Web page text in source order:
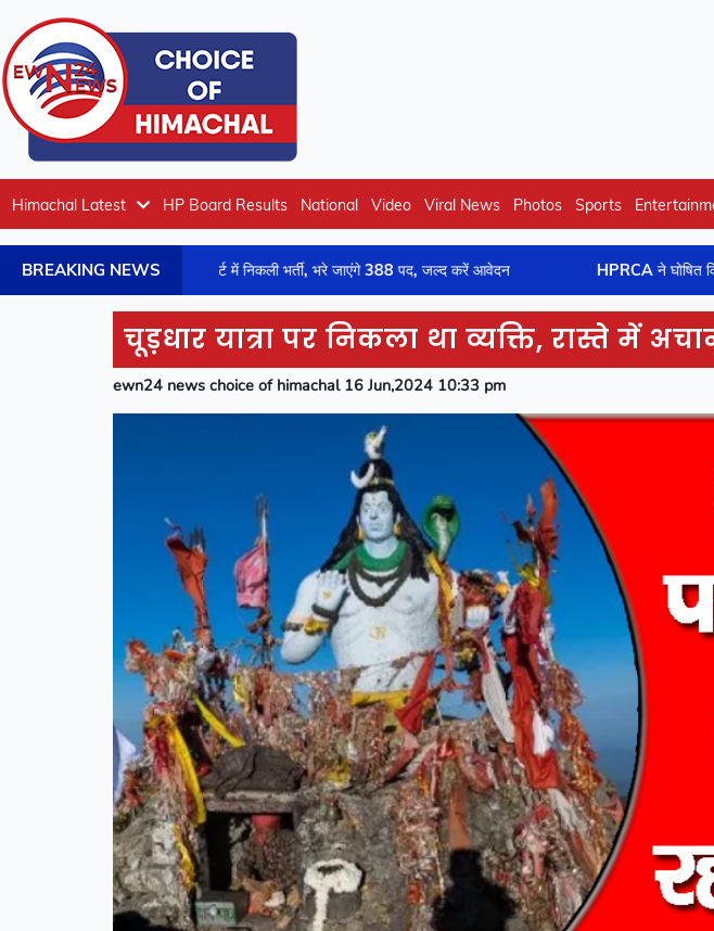
Himachal Latest HP Board Results National Video Viral News Photos Sports
BREAKING NEWS
के डिस्ट्रिक्ट कोर्ट में निकली भर्ती, भरे जाएंगे 388 पद, जल्द करें आवेदन HPRCA ने घोषित किया संगीत
चूड़धार यात्रा पर निकला था व्यक्ति, रास्ते में
ewn24 news choice of himachal 16 Jun,2024 10:33 pm